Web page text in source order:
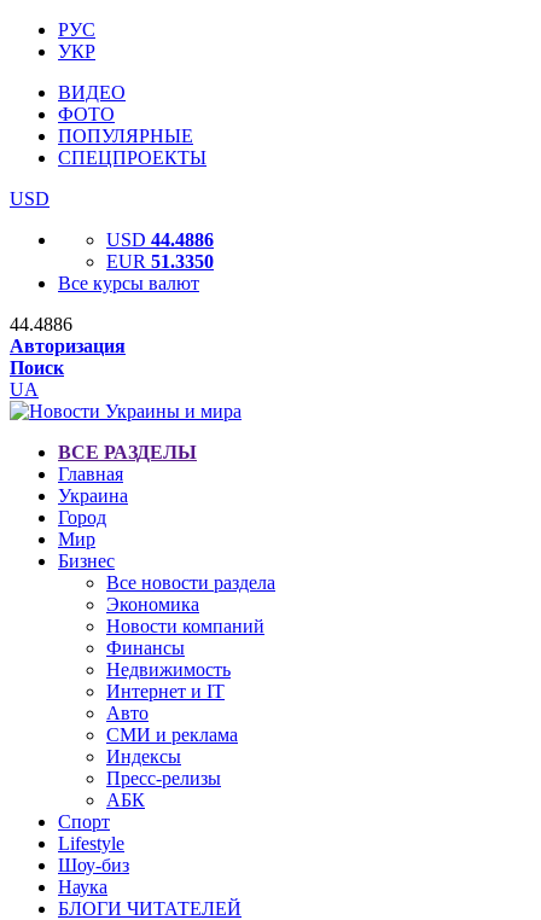
РУС
УКР
ВИДЕО
ФОТО
ПОПУЛЯРНЫЕ
СПЕЦПРОЕКТЫ
USD
USD 44.4886
EUR 51.3350
Все курсы валют
44.4886
Авторизация
Поиск
UA
ВСЕ РАЗДЕЛЫ
Главная
Украина
Город
Мир
Бизнес
Все новости раздела
Экономика
Новости компаний
Финансы
Недвижимость
Интернет и IT
Авто
СМИ и реклама
Индексы
Пресс-релизы
АБК
Спорт
Lifestyle
Шоу-биз
Наука
БЛОГИ ЧИТАТЕЛЕЙ